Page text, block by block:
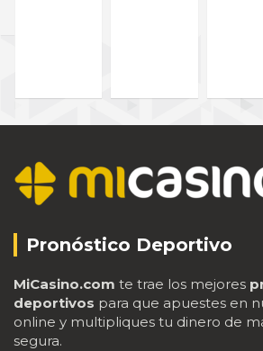
Pronóstico Deportivo
MiCasino.com te trae los mejores
deportivos para que apuestes en
online y multipliques tu dinero de
segura.